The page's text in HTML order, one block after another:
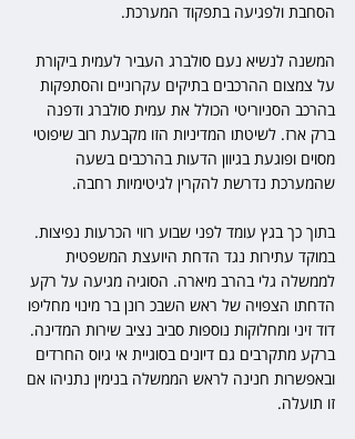
הסחבת ולפגיעה בתפקוד המערכת.
המשנה לנשיא נעם סולברג העביר לעמית ביקורת
על צמצום ההרכבים בתיקים עקרוניים והסתפקות
בהרכב הסניוריטי הכולל את עמית סולברג ודפנה
ברק ארז. לשיטתו המדיניות הזו מקבעת רוב שיפוטי
מסוים ופוגעת בגיוון הדעות בהרכבים בשעה
שהמערכת נדרשת להקרין לגיטימיות רחבה.
בתוך כך בגץ עומד לפני שבוע רווי הכרעות נפיצות.
במוקד עתירות נגד הדחת היועצת המשפטית
לממשלה גלי בהרב מיארה. הסוגיה מגיעה על רקע
הדחתו הצפויה של ראש השבכ רונן בר מינוי מחליפו
דוד זיני ומחלוקות נוספות סביב נציב שירות המדינה.
ברקע מתקרבים גם דיונים בסוגיית אי גיוס החרדים
ובאפשרות חנינה לראש הממשלה בנימין נתניהו אם
זו תועלה.